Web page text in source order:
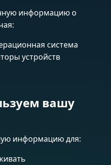
информацию о
система
устройств
вашу
информацию для: